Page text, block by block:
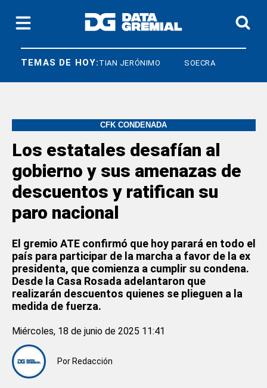
TEMAS DE HOY:
DIARCO CRISTIAN JERÓNIMO SOECRA
CFK CONDENADA
Los estatales desafían al
gobierno y sus amenazas de
descuentos y ratifican su
paro nacional
El gremio ATE confirmó que hoy parará en todo el
país para participar de la marcha a favor de la ex
presidenta, que comienza a cumplir su condena.
Desde la Casa Rosada adelantaron que
realizarán descuentos quienes se plieguen a la
medida de fuerza.
Por Redacción
Miércoles, 18 de junio de 2025 11:41